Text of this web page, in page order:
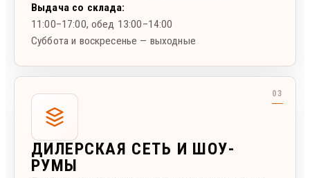
Выдача со склада:
11:00–17:00, обед 13:00–14:00
Суббота и воскресенье — выходные
ДИЛЕРСКАЯ СЕТЬ И ШОУ-
РУМЫ